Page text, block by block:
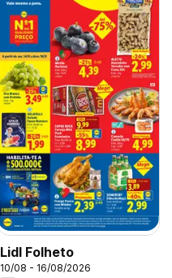
Lidl Folheto
10/08 - 16/08/2026